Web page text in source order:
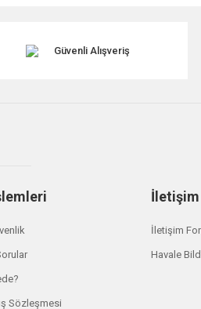
Güvenli Alışveriş
Sözleşmesi
İletişim
İletişim
Havale